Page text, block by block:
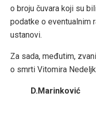
o broju čuvara koji su
podatke o eventualnim
ustanovi.
Za sada, međutim,
o smrti Vitomira
D.Marinković